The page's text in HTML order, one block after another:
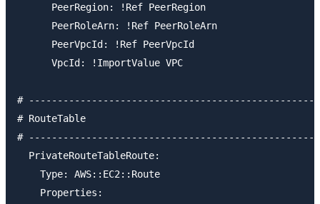
      PeerRegion: !Ref PeerRegion
      PeerRoleArn: !Ref PeerRoleArn
      PeerVpcId: !Ref PeerVpcId
      VpcId: !ImportValue VPC
#
# RouteTable
#
  PrivateRouteTableRoute:
    Type: AWS::EC2::Route
    Properties: